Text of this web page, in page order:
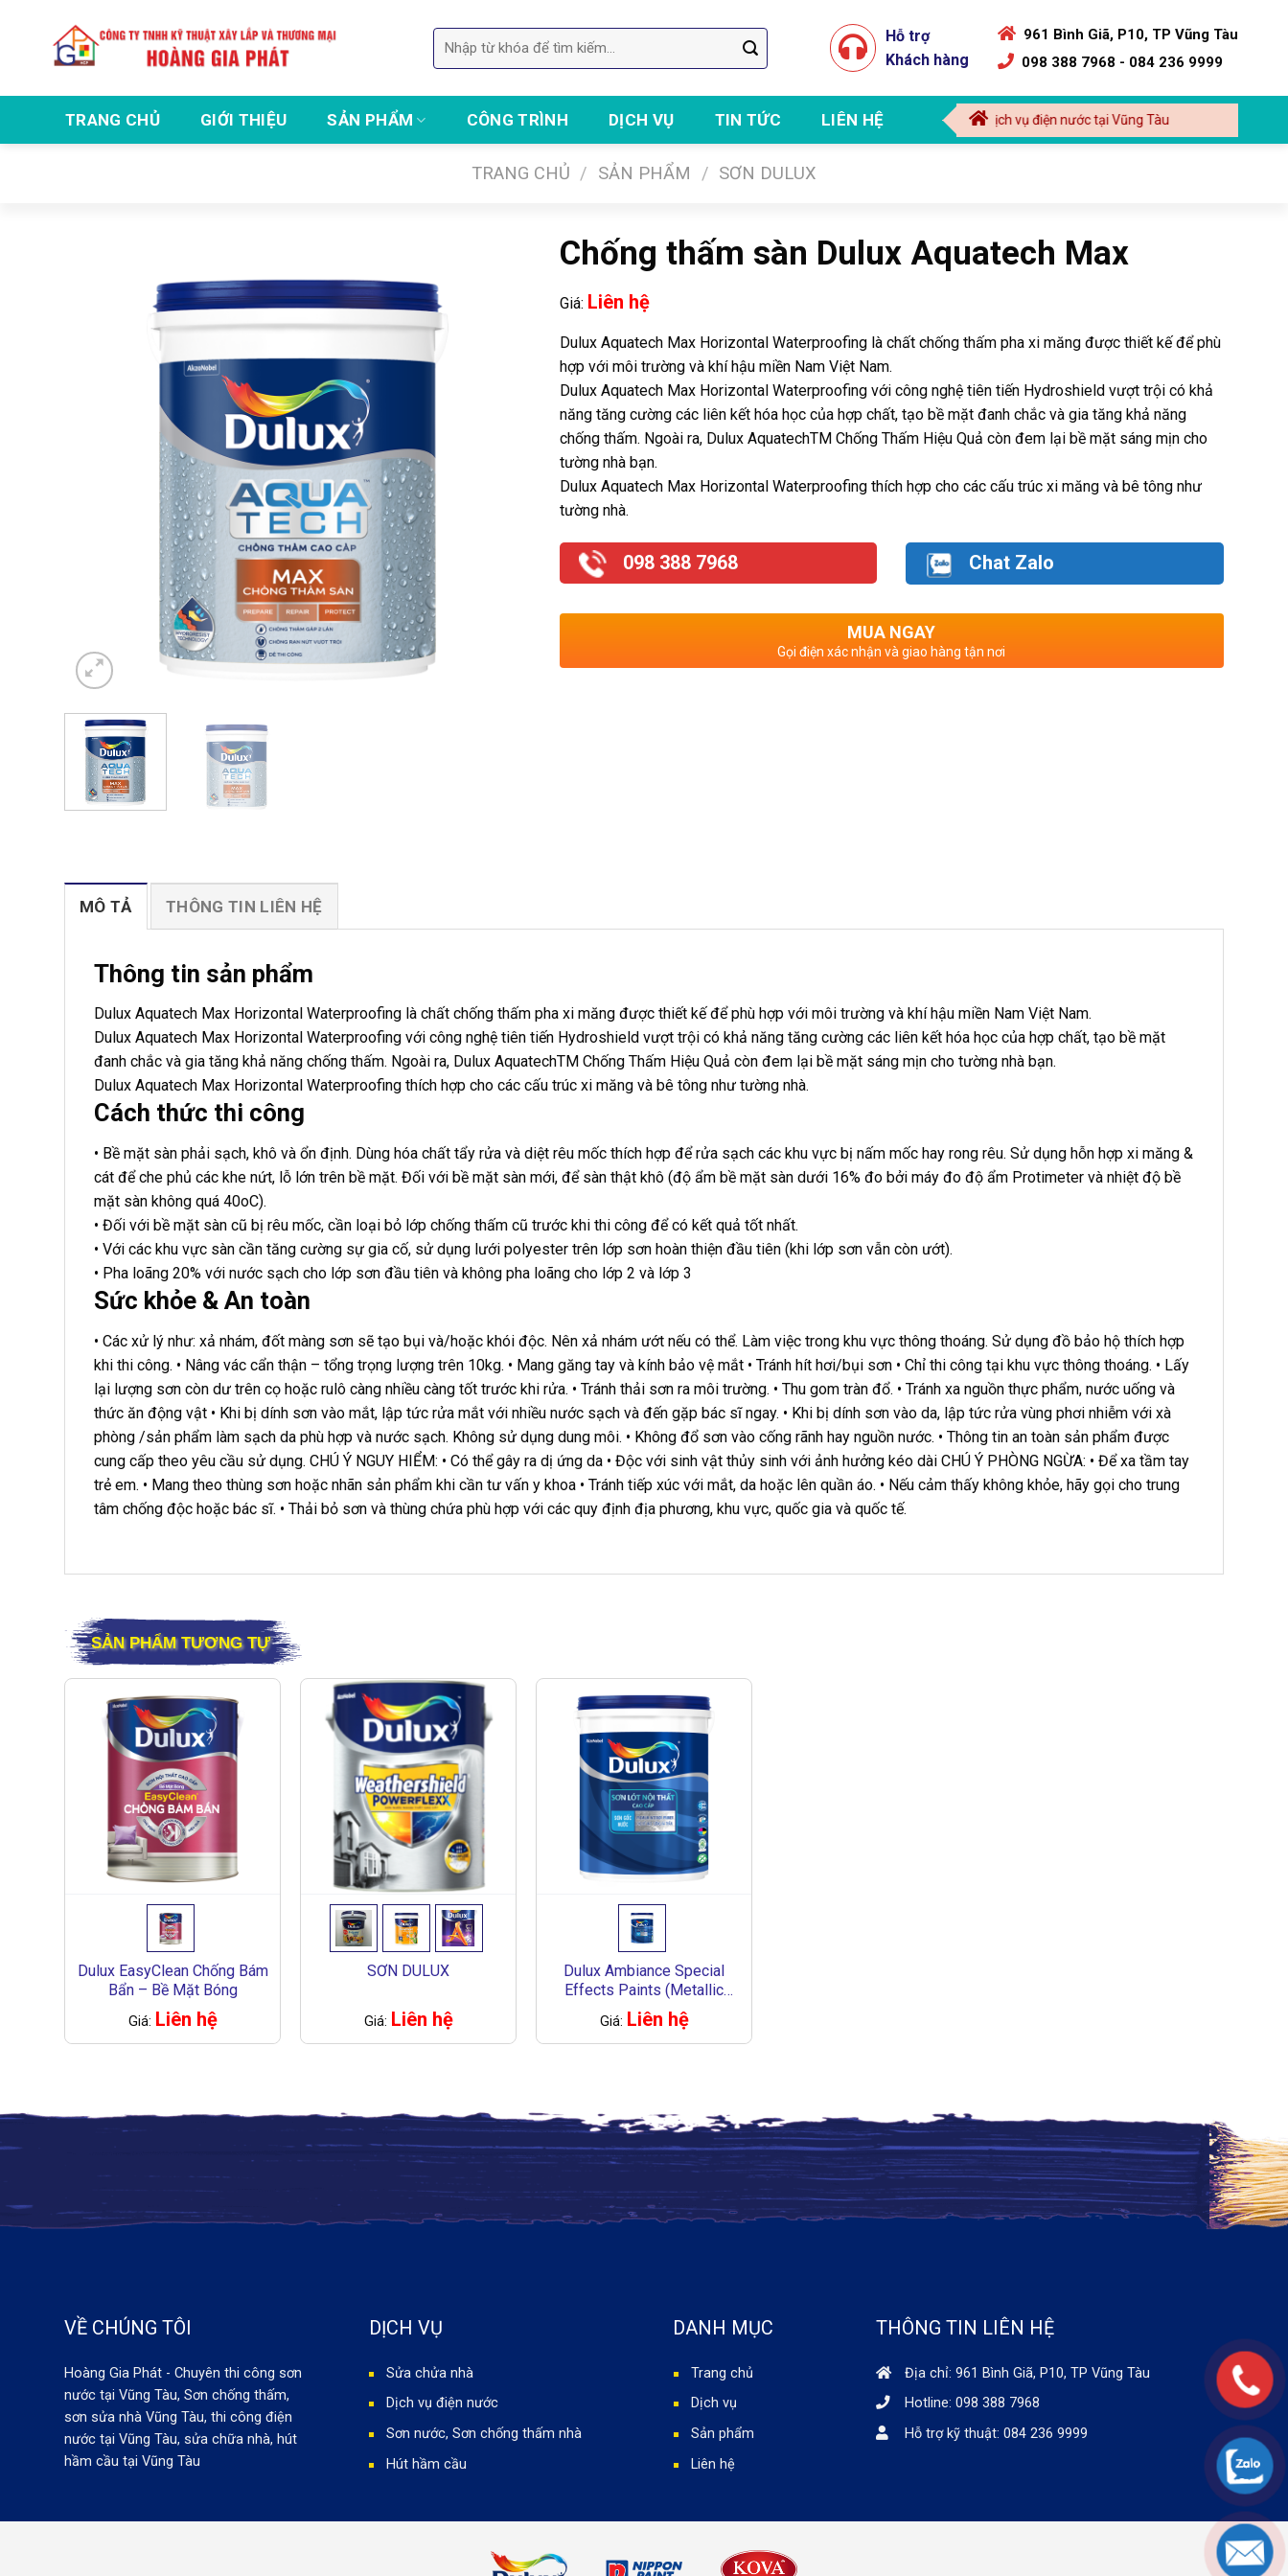
Tìm
kiếm:
Hỗ trợ
Khách hàng
961 Bình Giã, P10, TP Vũng Tàu
098 388 7968 - 084 236 9999
TRANG CHỦ GIỚI THIỆU SẢN PHẨM CÔNG TRÌNH DỊCH VỤ TIN TỨC LIÊN HỆ
Chuyên thi công sữa chữa nhà Vũng Tàu | Thi công sơn nước, sơn chống thấm nhà | Dịch vụ điện nước tại Vũng Tàu
TRANG CHỦ / SẢN PHẨM / SƠN DULUX
Chống thấm sàn Dulux Aquatech Max
Giá: Liên hệ
Dulux Aquatech Max Horizontal Waterproofing là chất chống thấm pha xi măng được thiết kế để phù
hợp với môi trường và khí hậu miền Nam Việt Nam.
Dulux Aquatech Max Horizontal Waterproofing với công nghệ tiên tiến Hydroshield vượt trội có khả
năng tăng cường các liên kết hóa học của hợp chất, tạo bề mặt đanh chắc và gia tăng khả năng
chống thấm. Ngoài ra, Dulux AquatechTM Chống Thấm Hiệu Quả còn đem lại bề mặt sáng mịn cho
tường nhà bạn.
Dulux Aquatech Max Horizontal Waterproofing thích hợp cho các cấu trúc xi măng và bê tông như
tường nhà.
098 388 7968 Chat Zalo
MUA NGAY
Gọi điện xác nhận và giao hàng tận nơi
MÔ TẢ THÔNG TIN LIÊN HỆ
Thông tin sản phẩm
Dulux Aquatech Max Horizontal Waterproofing là chất chống thấm pha xi măng được thiết kế để phù hợp với môi trường và khí hậu miền Nam Việt Nam.
Dulux Aquatech Max Horizontal Waterproofing với công nghệ tiên tiến Hydroshield vượt trội có khả năng tăng cường các liên kết hóa học của hợp chất, tạo bề mặt
đanh chắc và gia tăng khả năng chống thấm. Ngoài ra, Dulux AquatechTM Chống Thấm Hiệu Quả còn đem lại bề mặt sáng mịn cho tường nhà bạn.
Dulux Aquatech Max Horizontal Waterproofing thích hợp cho các cấu trúc xi măng và bê tông như tường nhà.
Cách thức thi công
• Bề mặt sàn phải sạch, khô và ổn định. Dùng hóa chất tẩy rửa và diệt rêu mốc thích hợp để rửa sạch các khu vực bị nấm mốc hay rong rêu. Sử dụng hỗn hợp xi măng &
cát để che phủ các khe nứt, lỗ lớn trên bề mặt. Đối với bề mặt sàn mới, để sàn thật khô (độ ẩm bề mặt sàn dưới 16% đo bởi máy đo độ ẩm Protimeter và nhiệt độ bề
mặt sàn không quá 40oC).
• Đối với bề mặt sàn cũ bị rêu mốc, cần loại bỏ lớp chống thấm cũ trước khi thi công để có kết quả tốt nhất.
• Với các khu vực sàn cần tăng cường sự gia cố, sử dụng lưới polyester trên lớp sơn hoàn thiện đầu tiên (khi lớp sơn vẫn còn ướt).
• Pha loãng 20% với nước sạch cho lớp sơn đầu tiên và không pha loãng cho lớp 2 và lớp 3
Sức khỏe & An toàn
• Các xử lý như: xả nhám, đốt màng sơn sẽ tạo bụi và/hoặc khói độc. Nên xả nhám ướt nếu có thể. Làm việc trong khu vực thông thoáng. Sử dụng đồ bảo hộ thích hợp
khi thi công. • Nâng vác cẩn thận – tổng trọng lượng trên 10kg. • Mang găng tay và kính bảo vệ mắt • Tránh hít hơi/bụi sơn • Chỉ thi công tại khu vực thông thoáng. • Lấy
lại lượng sơn còn dư trên cọ hoặc rulô càng nhiều càng tốt trước khi rửa. • Tránh thải sơn ra môi trường. • Thu gom tràn đổ. • Tránh xa nguồn thực phẩm, nước uống và
thức ăn động vật • Khi bị dính sơn vào mắt, lập tức rửa mắt với nhiều nước sạch và đến gặp bác sĩ ngay. • Khi bị dính sơn vào da, lập tức rửa vùng phơi nhiễm với xà
phòng /sản phẩm làm sạch da phù hợp và nước sạch. Không sử dụng dung môi. • Không đổ sơn vào cống rãnh hay nguồn nước. • Thông tin an toàn sản phẩm được
cung cấp theo yêu cầu sử dụng. CHÚ Ý NGUY HIỂM: • Có thể gây ra dị ứng da • Độc với sinh vật thủy sinh với ảnh hưởng kéo dài CHÚ Ý PHÒNG NGỪA: • Để xa tầm tay
trẻ em. • Mang theo thùng sơn hoặc nhãn sản phẩm khi cần tư vấn y khoa • Tránh tiếp xúc với mắt, da hoặc lên quần áo. • Nếu cảm thấy không khỏe, hãy gọi cho trung
tâm chống độc hoặc bác sĩ. • Thải bỏ sơn và thùng chứa phù hợp với các quy định địa phương, khu vực, quốc gia và quốc tế.
SẢN PHẨM TƯƠNG TỰ
Dulux EasyClean Chống Bám
Bẩn – Bề Mặt Bóng
Giá: Liên hệ
SƠN DULUX
Giá: Liên hệ
Dulux Ambiance Special
Effects Paints (Metallic
Silver)
Giá: Liên hệ
VỀ CHÚNG TÔI
Hoàng Gia Phát - Chuyên thi công sơn
nước tại Vũng Tàu, Sơn chống thấm,
sơn sửa nhà Vũng Tàu, thi công điện
nước tại Vũng Tàu, sửa chữa nhà, hút
hầm cầu tại Vũng Tàu
DỊCH VỤ
Sửa chửa nhà
Dịch vụ điện nước
Sơn nước, Sơn chống thấm nhà
Hút hầm cầu
DANH MỤC
Trang chủ
Dịch vụ
Sản phẩm
Liên hệ
THÔNG TIN LIÊN HỆ
Địa chỉ: 961 Bình Giã, P10, TP Vũng Tàu
Hotline: 098 388 7968
Hỗ trợ kỹ thuật: 084 236 9999